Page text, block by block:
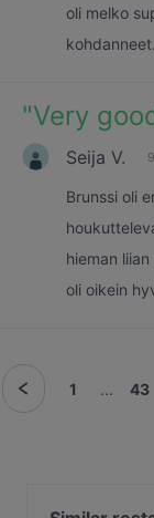
oli melko
kohdanneet.
"Very
Seija V.
Brunssi oli
hieman
oli oikein
1 ... 43